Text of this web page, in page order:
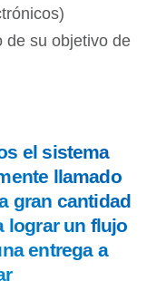
de su objetivo de
el sistema
llamado
gran cantidad
lograr un flujo
entrega a